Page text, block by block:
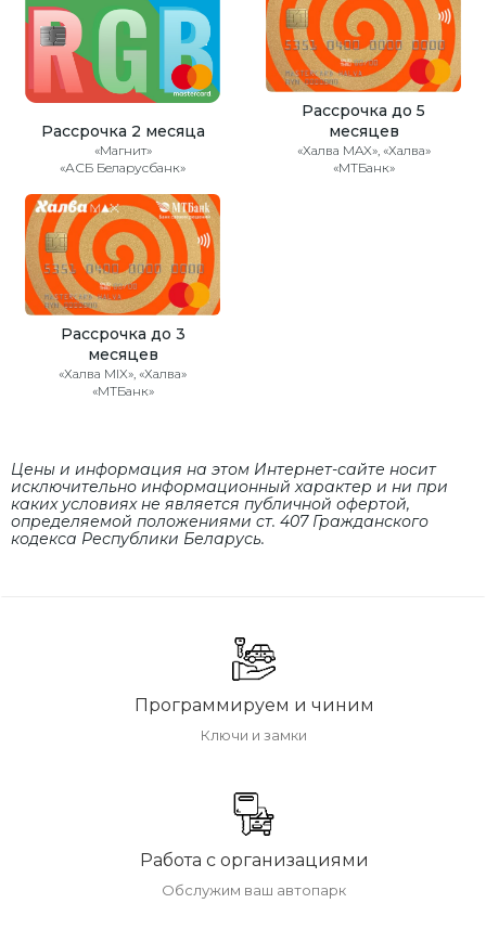
Рассрочка 2 месяца
«Магнит»
«АСБ Беларусбанк»
Рассрочка до 5
месяцев
«Халва MAX», «Халва»
«МТБанк»
Рассрочка до 3
месяцев
«Халва MIX», «Халва»
«МТБанк»
Цены и информация на этом Интернет-сайте носит
исключительно информационный характер и ни при
каких условиях не является публичной офертой,
определяемой положениями cт. 407 Гражданского
кодекса Республики Беларусь.
Программируем и чиним
Ключи и замки
Работа с организациями
Обслужим ваш автопарк